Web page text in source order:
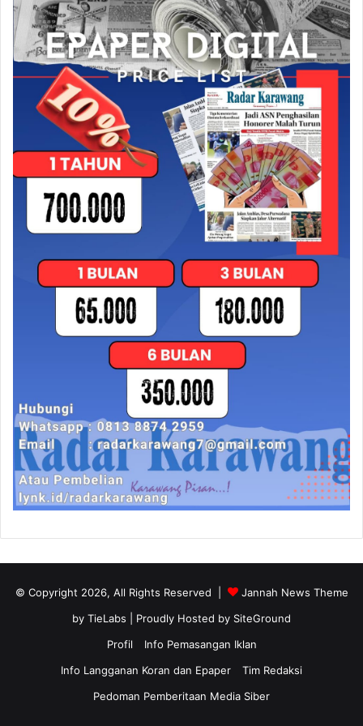
© Copyright 2026, All Rights Reserved |
Jannah News Theme
by TieLabs | Proudly Hosted by SiteGround
Profil
Info Pemasangan Iklan
Info Langganan Koran dan Epaper
Tim Redaksi
Pedoman Pemberitaan Media Siber